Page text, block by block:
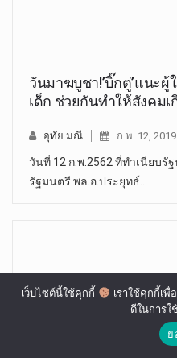
วันมาฆบูชา!’บิ๊กตู่’แนะ
เด็ก ช่วยกันทำให้สังคมเ
อุทัย มณี ก.พ. 12, 2019
วันที่ 12 ก.พ.2562 ที่ทำเนียบ
รัฐมนตรี พล.อ.ประยุทธ์…
เว็บไซต์นี้ใช้คุกกี้
เราใช้คุกกี้เ
ดีในการใ
ย